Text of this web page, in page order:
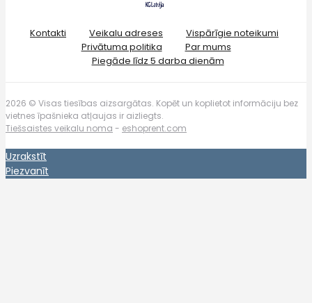
Kontakti Veikalu adreses
Vispārīgie noteikumi
Privātuma politika
Par mums
Piegāde līdz 5 darba dienām
2026 © Visas tiesības aizsargātas. Kopēt un koplietot informāciju bez
vietnes īpašnieka atļaujas ir aizliegts.
Tiešsaistes veikalu noma - eshoprent.com
Uzrakstīt
Piezvanīt